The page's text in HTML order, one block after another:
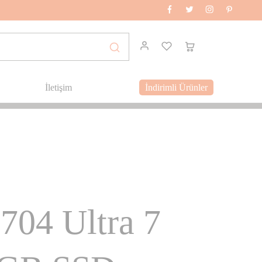
İletişim İndirimli Ürünler
Ultra 7